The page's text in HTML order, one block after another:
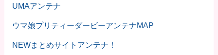
UMAアンテナ
ウマ娘プリティーダービーアンテナMAP
NEWまとめサイトアンテナ！